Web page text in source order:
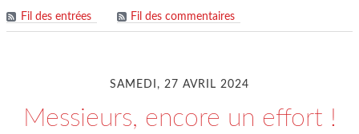
Mon monde du cheval
Fil des entrées Fil des commentaires
SAMEDI, 27 AVRIL 2024
Messieurs, encore un effort !